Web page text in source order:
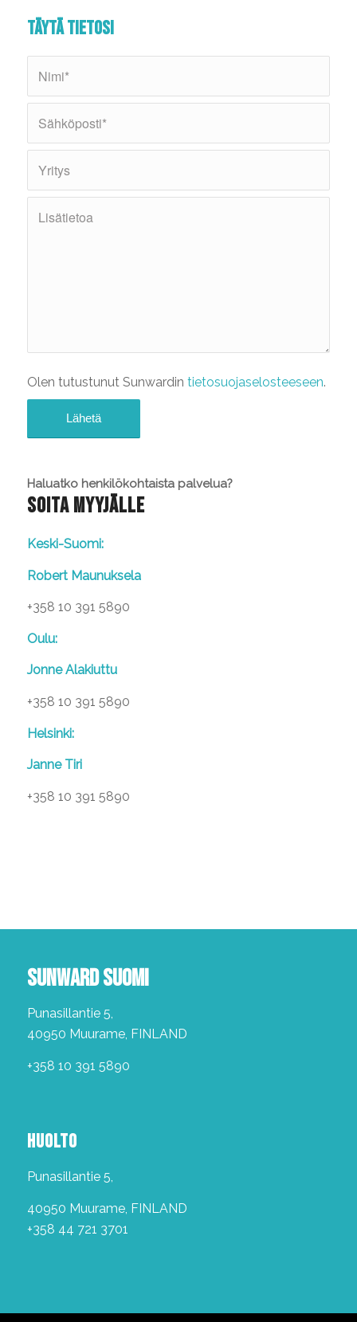
Täytä tietosi
Olen tutustunut Sunwardin tietosuojaselosteeseen.
Haluatko henkilökohtaista palvelua?
SOITA MYYJÄLLE
Keski-Suomi:
Robert Maunuksela
+358 10 391 5890
Oulu:
Jonne Alakiuttu
+358 10 391 5890
Helsinki:
Janne Tiri
+358 10 391 5890
SUNWARD SUOMI
Punasillantie 5,
40950 Muurame, FINLAND
+358 10 391 5890
HUOLTO
Punasillantie 5,
40950 Muurame, FINLAND
+358 44 721 3701